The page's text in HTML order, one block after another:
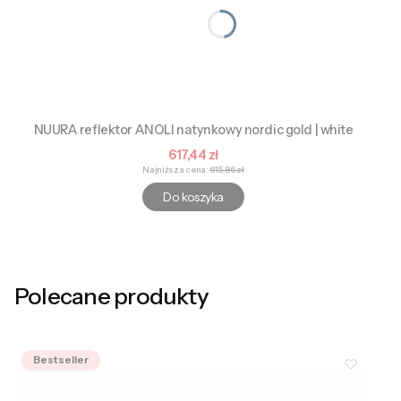
NUURA reflektor ANOLI natynkowy nordic gold | white
Cena promocyjna
617,44 zł
Najniższa cena: 615,86 zł
Do koszyka
Polecane produkty
Bestseller